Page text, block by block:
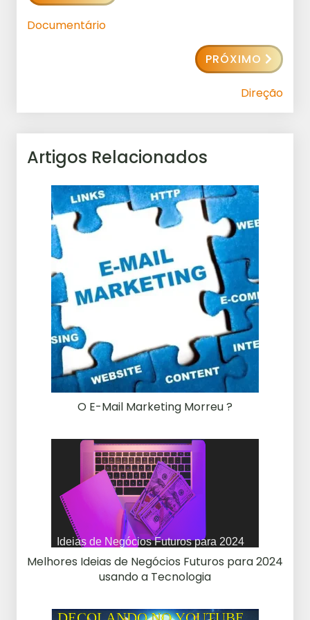
Documentário
PRÓXIMO
Direção
Artigos Relacionados
O E-Mail Marketing Morreu ?
Melhores Ideias de Negócios Futuros para 2024
usando a Tecnologia